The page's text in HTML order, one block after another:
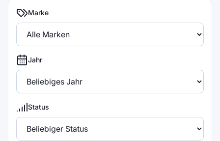
Marke
Jahr
Status